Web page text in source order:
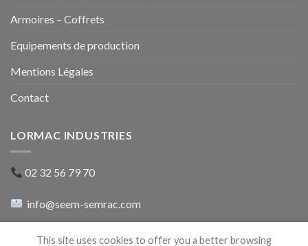
Armoires – Coffrets
Equipements de production
Mentions Légales
Contact
LORMAC INDUSTRIES
02 32 56 79 70
info@seem-semrac.com
rue du 8 mai 1945
This site uses cookies to offer you a better browsing